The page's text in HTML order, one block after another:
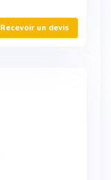
Recevoir un devis